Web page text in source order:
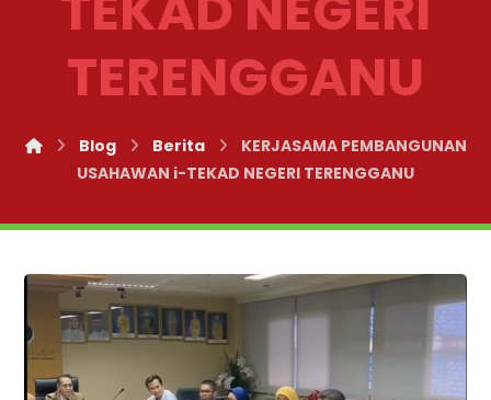
TERENGGANU
Blog Berita
KERJASAMA PEMBANGUNAN
USAHAWAN i-TEKAD NEGERI TERENGGANU